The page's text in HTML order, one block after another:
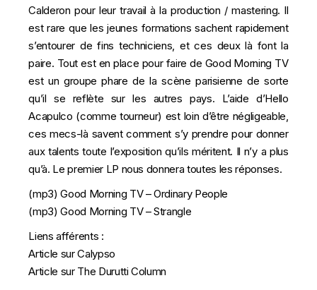
Calderon pour leur travail à la production / mastering. Il
est rare que les jeunes formations sachent rapidement
s’entourer de fins techniciens, et ces deux là font la
paire. Tout est en place pour faire de Good Morning TV
est un groupe phare de la scène parisienne de sorte
qu’il se reflète sur les autres pays. L’aide d’Hello
Acapulco (comme tourneur) est loin d’être négligeable,
ces mecs-là savent comment s’y prendre pour donner
aux talents toute l’exposition qu’ils méritent. Il n’y a plus
qu’à. Le premier LP nous donnera toutes les réponses.
(mp3)Good Morning TV – Ordinary People
(mp3)Good Morning TV – Strangle
Liens afférents :
Article sur Calypso
Article sur The Durutti Column